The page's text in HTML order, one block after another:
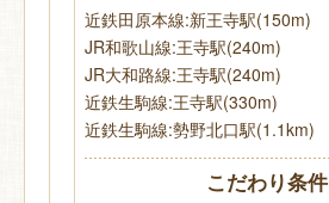
近鉄田原本線:新王寺駅(150m)
JR和歌山線:王寺駅(240m)
JR大和路線:王寺駅(240m)
近鉄生駒線:王寺駅(330m)
近鉄生駒線:勢野北口駅(1.1km)
こだわり条件